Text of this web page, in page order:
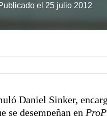
el 25 julio 2012
Daniel Sinker,
se desempeñan en